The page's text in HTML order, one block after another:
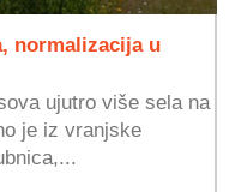
normalizacija u
ujutro više sela na
je iz vranjske